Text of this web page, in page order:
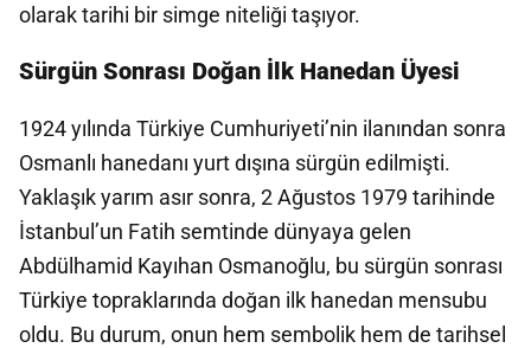
olarak tarihi bir simge niteliği taşıyor.
Sürgün Sonrası Doğan İlk Hanedan Üyesi
1924 yılında Türkiye Cumhuriyeti’nin ilanından sonra
Osmanlı hanedanı yurt dışına sürgün edilmişti.
Yaklaşık yarım asır sonra, 2 Ağustos 1979 tarihinde
İstanbul’un Fatih semtinde dünyaya gelen
Abdülhamid Kayıhan Osmanoğlu, bu sürgün sonrası
Türkiye topraklarında doğan ilk hanedan mensubu
oldu. Bu durum, onun hem sembolik hem de tarihsel